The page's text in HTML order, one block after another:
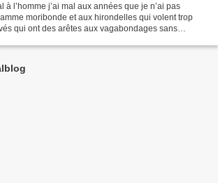
à l’homme j’ai mal aux années que je n’ai pas
moribonde et aux hirondelles qui volent trop
qui ont des arêtes aux vagabondages sans